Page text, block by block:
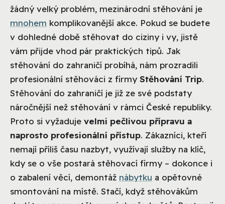
žádný velký problém, mezinárodní stěhování je
mnohem komplikovanější akce. Pokud se budete
v dohledné době stěhovat do ciziny i vy, jistě
vám přijde vhod pár praktických tipů. Jak
stěhování do zahraničí probíhá, nám prozradili
profesionální stěhováci z firmy Stěhování Trip.
Stěhování do zahraničí je již ze své podstaty
náročnější než stěhování v rámci České republiky.
Proto si vyžaduje velmi pečlivou přípravu a
naprosto profesionální přístup. Zákazníci, kteří
nemají příliš času nazbyt, využívají služby na klíč,
kdy se o vše postará stěhovací firmy – dokonce i
o zabalení věcí, demontáž nábytku a opětovné
smontování na místě. Stačí, když stěhovákům